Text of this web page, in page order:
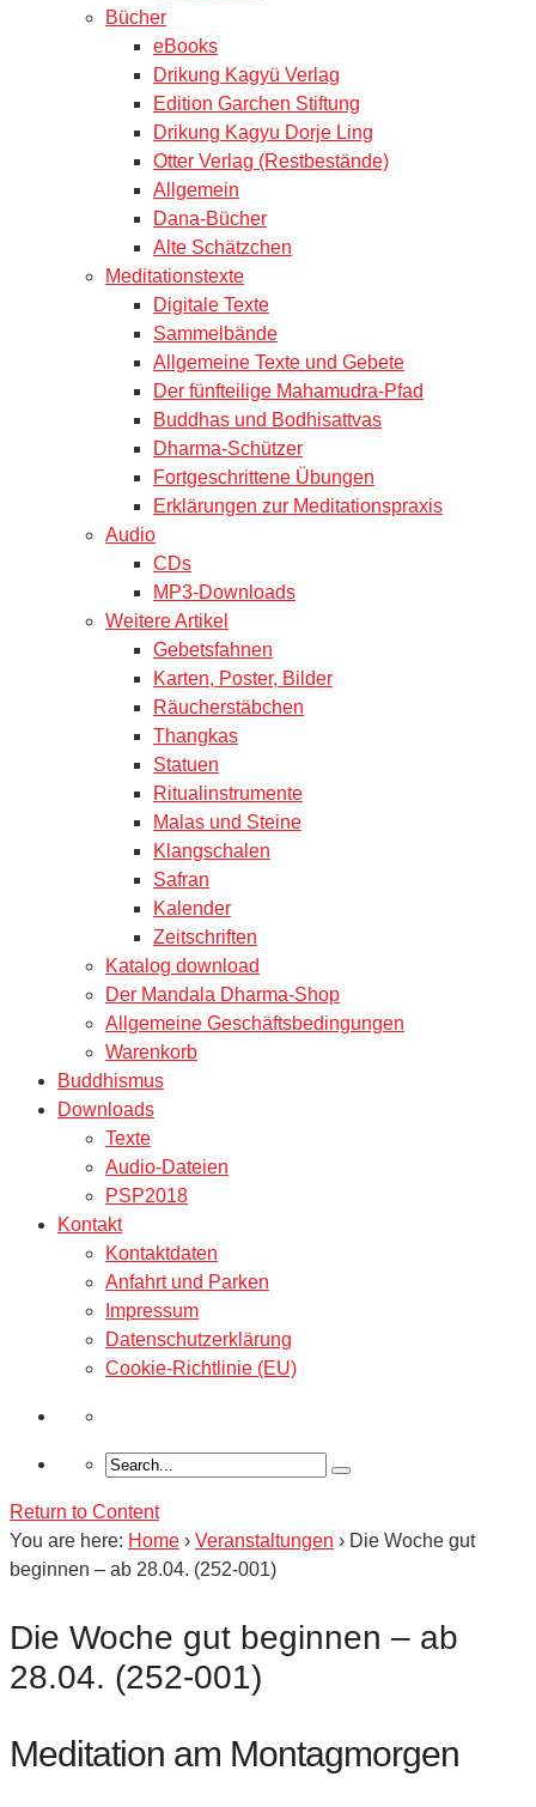
Bücher
eBooks
Drikung Kagyü Verlag
Edition Garchen Stiftung
Drikung Kagyu Dorje Ling
Otter Verlag (Restbestände)
Allgemein
Dana-Bücher
Alte Schätzchen
Meditationstexte
Digitale Texte
Sammelbände
Allgemeine Texte und Gebete
Der fünfteilige Mahamudra-Pfad
Buddhas und Bodhisattvas
Dharma-Schützer
Fortgeschrittene Übungen
Erklärungen zur Meditationspraxis
Audio
CDs
MP3-Downloads
Weitere Artikel
Gebetsfahnen
Karten, Poster, Bilder
Räucherstäbchen
Thangkas
Statuen
Ritualinstrumente
Malas und Steine
Klangschalen
Safran
Kalender
Zeitschriften
Katalog download
Der Mandala Dharma-Shop
Allgemeine Geschäftsbedingungen
Warenkorb
Buddhismus
Downloads
Texte
Audio-Dateien
PSP2018
Kontakt
Kontaktdaten
Anfahrt und Parken
Impressum
Datenschutzerklärung
Cookie-Richtlinie (EU)
Return to Content
You are here: Home › Veranstaltungen › Die Woche gut
beginnen – ab 28.04. (252-001)
Die Woche gut beginnen – ab
28.04. (252-001)
Meditation am Montagmorgen